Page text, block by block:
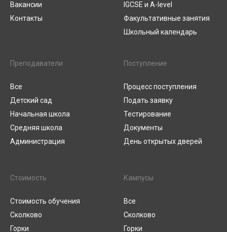
Вакансии
Контакты
IGCSE и A-level
Факультативные занятия
Школьный календарь
Преподаватели
Все
Детский сад
Начальная школа
Средняя школа
Администрация
Поступление
Процесс поступления
Подать заявку
Тестирование
Документы
День открытых дверей
Стоимость
Стоимость обучения
Сколково
Горки
Кампусы
Все
Сколково
Горки